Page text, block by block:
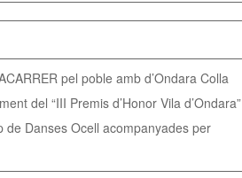
pel poble amb d’Ondara Colla
del “III Premis d’Honor Vila d’Ondara”
de Danses Ocell acompanyades per